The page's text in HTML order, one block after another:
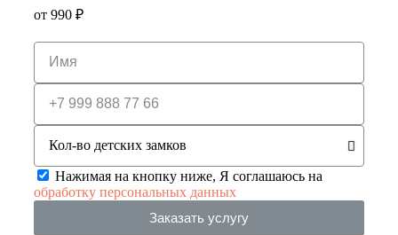
от 990 ₽
Нажимая на кнопку ниже, Я соглашаюсь на
обработку персональных данных
Заказать услугу